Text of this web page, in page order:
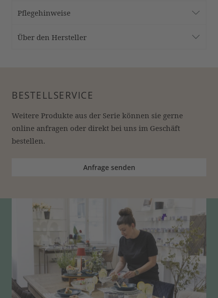
Pflegehinweise
Über den Hersteller
BESTELLSERVICE
Weitere Produkte aus der Serie können sie gerne
online anfragen oder direkt bei uns im Geschäft
bestellen.
Anfrage senden